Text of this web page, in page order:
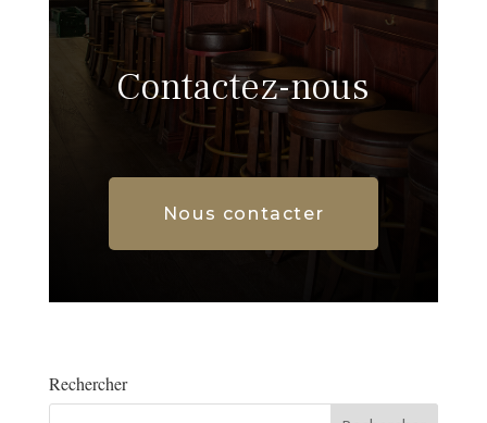
Contactez-nous
Nous contacter
Rechercher